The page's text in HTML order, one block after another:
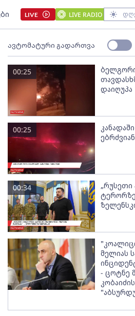
LIVE LIVE RADIO
ავტომატური გადართვა
დაიღუპა
00:25
ებრძვიან
00:25
00:34
მელიას
- ცოტნე